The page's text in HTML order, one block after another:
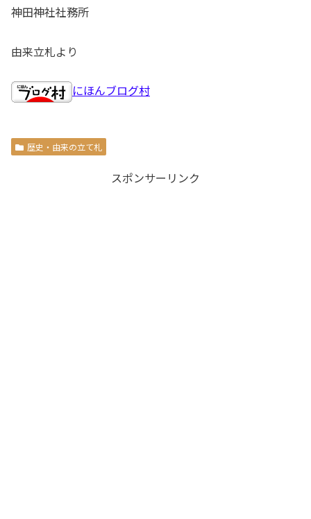
神田神社社務所
由来立札より
にほんブログ村
歴史・由来の立て札
スポンサーリンク